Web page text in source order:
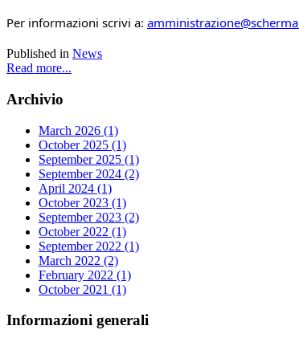
Per informazioni scrivi a:
Published in News
Read more...
Archivio
March 2026 (1)
October 2025 (1)
September 2025 (1)
September 2024 (2)
April 2024 (1)
October 2023 (1)
September 2023 (2)
October 2022 (1)
September 2022 (1)
March 2022 (2)
February 2022 (1)
October 2021 (1)
Informazioni generali